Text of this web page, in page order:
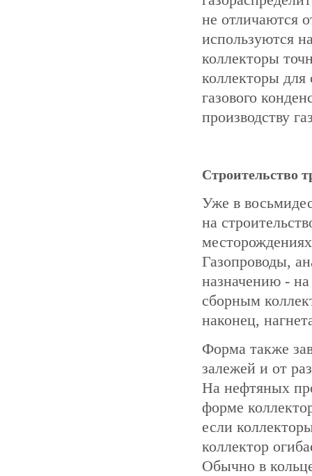
не отличаются
используются
коллекторы
коллекторы
газового
производству
Строительство
Уже в
на
Газопроводы,
назначению -
сборным
наконец,
Форма также
залежей и от
На нефтяных
форме
если
коллектор
Обычно в